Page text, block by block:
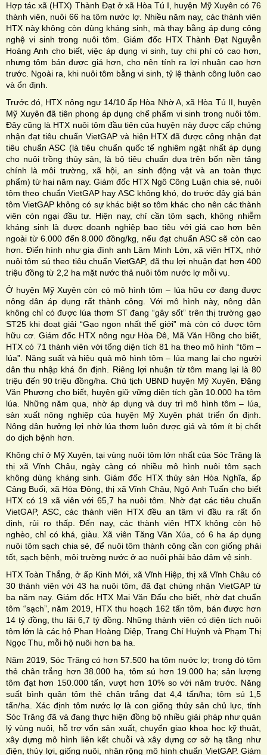
Hợp tác xã (HTX) Thành Ðạt ở xã Hòa Tú I, huyện Mỹ Xuyên có 76
thành viên, nuôi 66 ha tôm nước lợ. Nhiều năm nay, các thành viên
HTX này không còn dùng kháng sinh, mà thay bằng áp dụng công
nghệ vi sinh trong nuôi tôm. Giám đốc HTX Thành Ðạt Nguyễn
Hoàng Anh cho biết, việc áp dụng vi sinh, tuy chi phí có cao hơn,
nhưng tôm bán được giá hơn, cho nên tính ra lợi nhuận cao hơn
trước. Ngoài ra, khi nuôi tôm bằng vi sinh, tỷ lệ thành công luôn cao
và ổn định.
Trước đó, HTX nông ngư 14/10 ấp Hòa Nhờ A, xã Hòa Tú II, huyện
Mỹ Xuyên đã tiên phong áp dụng chế phẩm vi sinh trong nuôi tôm.
Ðây cũng là HTX nuôi tôm đầu tiên của huyện này được cấp chứng
nhận đạt tiêu chuẩn VietGAP và hiện HTX đã được công nhận đạt
tiêu chuẩn ASC (là tiêu chuẩn quốc tế nghiêm ngặt nhất áp dụng
cho nuôi trồng thủy sản, là bộ tiêu chuẩn dựa trên bốn nền tảng
chính là môi trường, xã hội, an sinh động vật và an toàn thực
phẩm) từ hai năm nay. Giám đốc HTX Ngô Công Luận chia sẻ, nuôi
tôm theo chuẩn VietGAP hay ASC không khó, do trước đây giá bán
tôm VietGAP không có sự khác biệt so tôm khác cho nên các thành
viên còn ngại đầu tư. Hiện nay, chỉ cần tôm sạch, không nhiễm
kháng sinh là được doanh nghiệp bao tiêu với giá cao hơn bên
ngoài từ 6.000 đến 8.000 đồng/kg, nếu đạt chuẩn ASC sẽ còn cao
hơn. Ðiển hình như gia đình anh Lâm Minh Lớn, xã viên HTX, nhờ
nuôi tôm sú theo tiêu chuẩn VietGAP, đã thu lợi nhuận đạt hơn 400
triệu đồng từ 2,2 ha mặt nước thả nuôi tôm nước lợ mỗi vụ.
Ở huyện Mỹ Xuyên còn có mô hình tôm – lúa hữu cơ đang được
nông dân áp dụng rất thành công. Với mô hình này, nông dân
không chỉ có được lúa thơm ST đang “gây sốt” trên thị trường gạo
ST25 khi đoạt giải “Gạo ngon nhất thế giới” mà còn có được tôm
hữu cơ. Giám đốc HTX nông ngư Hòa Ðê, Mã Văn Hồng cho biết,
HTX có 71 thành viên với tổng diện tích 81 ha theo mô hình “tôm –
lúa”. Năng suất và hiệu quả mô hình tôm – lúa mang lại cho người
dân thu nhập khá ổn định. Riêng lợi nhuận từ tôm mang lại là 80
triệu đến 90 triệu đồng/ha. Chủ tịch UBND huyện Mỹ Xuyên, Ðặng
Văn Phương cho biết, huyện giữ vững diện tích gần 10.000 ha tôm
lúa. Những năm qua, nhờ áp dụng và duy trì mô hình tôm – lúa,
sản xuất nông nghiệp của huyện Mỹ Xuyên phát triển ổn định.
Nông dân hưởng lợi nhờ lúa thơm luôn được giá và tôm ít bị chết
do dịch bệnh hơn.
Không chỉ ở Mỹ Xuyên, tại vùng nuôi tôm lớn nhất của Sóc Trăng là
thị xã Vĩnh Châu, ngày càng có nhiều mô hình nuôi tôm sạch
không dùng kháng sinh. Giám đốc HTX thủy sản Hòa Nghĩa, ấp
Cảng Buối, xã Hòa Ðông, thị xã Vĩnh Châu, Ngô Anh Tuấn cho biết
HTX có 19 xã viên với 65,7 ha nuôi tôm. Nhờ đạt các tiêu chuẩn
VietGAP, ASC, các thành viên HTX đều an tâm vì đầu ra rất ổn
định, rủi ro thấp. Ðến nay, các thành viên HTX không còn hộ
nghèo, chỉ có khá, giàu. Xã viên Tăng Văn Xúa, có 6 ha áp dụng
nuôi tôm sạch chia sẻ, để nuôi tôm thành công cần con giống phải
tốt, sạch bệnh, môi trường nước ở ao nuôi phải bảo đảm vệ sinh.
HTX Toàn Thắng, ở ấp Kinh Mới, xã Vĩnh Hiệp, thị xã Vĩnh Châu có
30 thành viên với 43 ha nuôi tôm, đã đạt chứng nhận VietGAP từ
ba năm nay. Giám đốc HTX Mai Văn Ðấu cho biết, nhờ đạt chuẩn
tôm “sạch”, năm 2019, HTX thu hoạch 162 tấn tôm, bán được hơn
14 tỷ đồng, thu lãi 6,7 tỷ đồng. Những thành viên có diện tích nuôi
tôm lớn là các hộ Phan Hoàng Diệp, Trang Chí Huỳnh và Phạm Thị
Ngọc Thu, mỗi hộ nuôi hơn ba ha.
Năm 2019, Sóc Trăng có hơn 57.500 ha tôm nước lợ; trong đó tôm
thẻ chân trắng hơn 38.000 ha, tôm sú hơn 19.000 ha; sản lượng
tôm đạt hơn 150.000 tấn, vượt hơn 10% so với năm trước. Năng
suất bình quân tôm thẻ chân trắng đạt 4,4 tấn/ha; tôm sú 1,5
tấn/ha. Xác định tôm nước lợ là con giống thủy sản chủ lực, tỉnh
Sóc Trăng đã và đang thực hiện đồng bộ nhiều giải pháp như quản
lý vùng nuôi, hỗ trợ vốn sản xuất, chuyển giao khoa học kỹ thuật,
xây dựng mô hình liên kết chuỗi và xây dựng cơ sở hạ tầng như
điện, thủy lợi, giống nuôi, nhân rộng mô hình chuẩn VietGAP. Giám